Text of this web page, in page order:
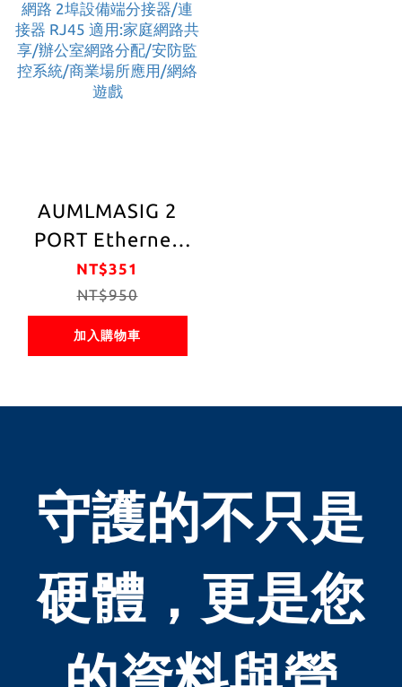
控系統/商業場所
應用/網絡遊戲
AUMLMASIG 2
PORT Ethernet
Adapters 小型/微
型千兆網路分配
器/寬帶網路 2埠設
備端分接器/連接
網路共享/辦公室
應用/網絡遊戲
NT$351
NT$950
加入購物車
守護的不只是
硬體，更是您